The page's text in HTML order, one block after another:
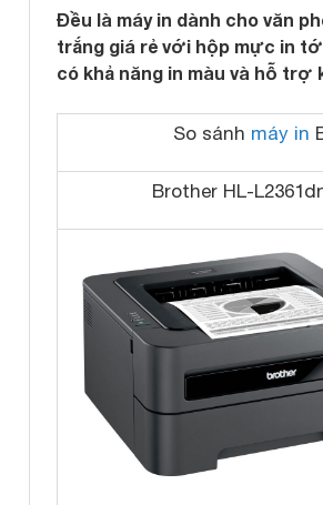
Đều là máy in dành cho văn
trắng giá rẻ với hộp mực in
có khả năng in màu và hỗ
So sánh máy in
Brother HL-